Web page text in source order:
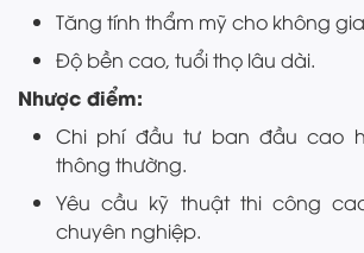
Tăng tính thẩm mỹ cho không
Độ bền cao, tuổi thọ lâu dài.
Nhược điểm:
Chi phí đầu tư ban đầu cao
thông thường.
Yêu cầu kỹ thuật thi công
chuyên nghiệp.